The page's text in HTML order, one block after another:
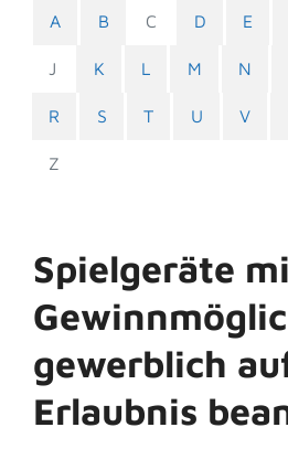
A B C D E
J K L M N
R S T U V
Z
Spielgeräte
gewerblich
Erlaubnis